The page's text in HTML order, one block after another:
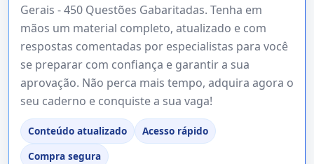
Gerais - 450 Questões Gabaritadas. Tenha em
mãos um material completo, atualizado e com
respostas comentadas por especialistas para você
se preparar com confiança e garantir a sua
aprovação. Não perca mais tempo, adquira agora o
seu caderno e conquiste a sua vaga!
Conteúdo atualizado
Acesso rápido
Compra segura